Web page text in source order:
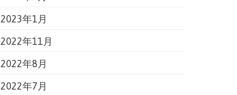
2023年1月
2022年11月
2022年8月
2022年7月